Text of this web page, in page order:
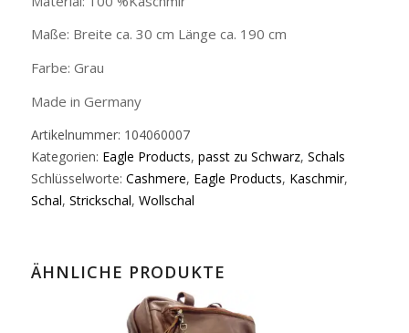
Maße: Breite ca. 30 cm Länge ca. 190 cm
Farbe: Grau
Made in Germany
Artikelnummer: 104060007
Kategorien: Eagle Products, passt zu Schwarz, Schals
Schlüsselworte: Cashmere, Eagle Products, Kaschmir,
Schal, Strickschal, Wollschal
ÄHNLICHE PRODUKTE